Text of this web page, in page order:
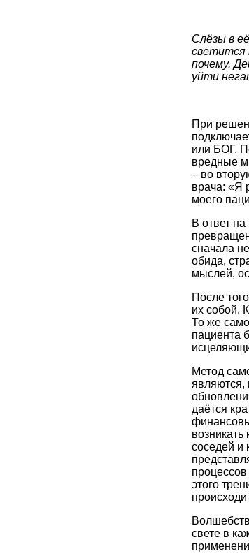
Слёзы в
светится
почему.
уйти
При
или БОГ.
вредные
– во
врача: «Я
моего
В ответ
сначала
обида,
мыслей,
После
их собой.
То же
пациента
Метод
являются,
даётся
соседей и
этого
свете в